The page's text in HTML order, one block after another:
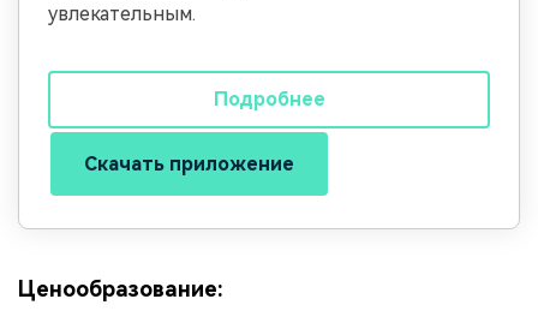
увлекательным.
Подробнее
Скачать приложение
Ценообразование: